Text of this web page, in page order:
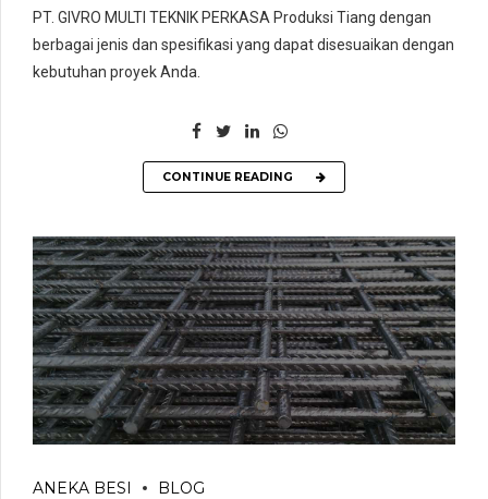
PT. GIVRO MULTI TEKNIK PERKASA Produksi Tiang dengan
berbagai jenis dan spesifikasi yang dapat disesuaikan dengan
kebutuhan proyek Anda.
CONTINUE READING
ANEKA BESI BLOG